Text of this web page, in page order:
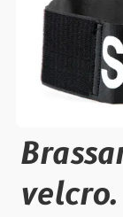
velcro.